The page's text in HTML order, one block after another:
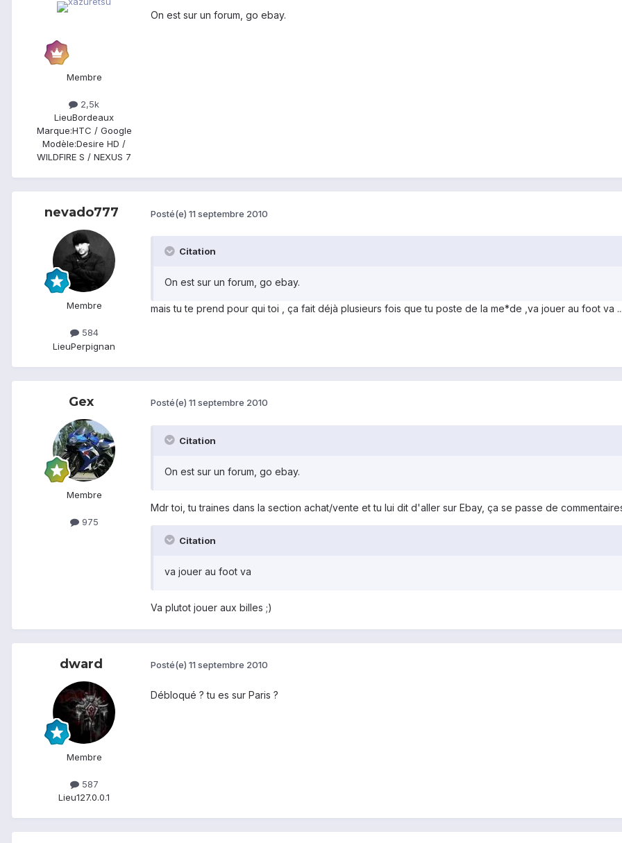
Membre
2,5k
LieuBordeaux
Marque:HTC / Google
Modèle:Desire HD /
WILDFIRE S / NEXUS 7
On est sur un forum, go ebay.
nevado777
Membre
584
LieuPerpignan
Posté(e) 11 septembre 2010
Citation
On est sur un forum, go ebay.
mais tu te prend pour qui toi , ça fait déjà plusieurs fois que tu poste de la me*de ,va jouer au foot va
Gex
Membre
975
Posté(e) 11 septembre 2010
Citation
On est sur un forum, go ebay.
Mdr toi, tu traines dans la section achat/vente et tu lui dit d'aller sur Ebay, ça se passe de
Citation
va jouer au foot va
Va plutot jouer aux billes ;)
dward
Membre
587
Lieu127.0.0.1
Posté(e) 11 septembre 2010
Débloqué ? tu es sur Paris ?